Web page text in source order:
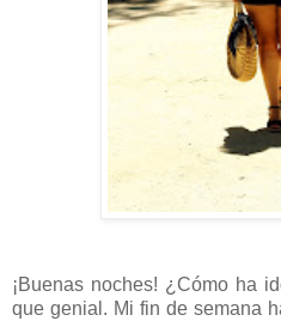
¡Buenas noches! ¿Cómo ha
que genial. Mi fin de semana